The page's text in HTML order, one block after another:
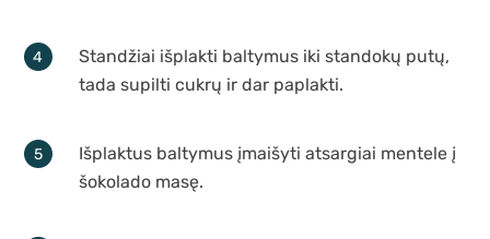
Standžiai išplakti baltymus iki standokų putų,
tada supilti cukrų ir dar paplakti.
Išplaktus baltymus įmaišyti atsargiai mentele į
šokolado masę.